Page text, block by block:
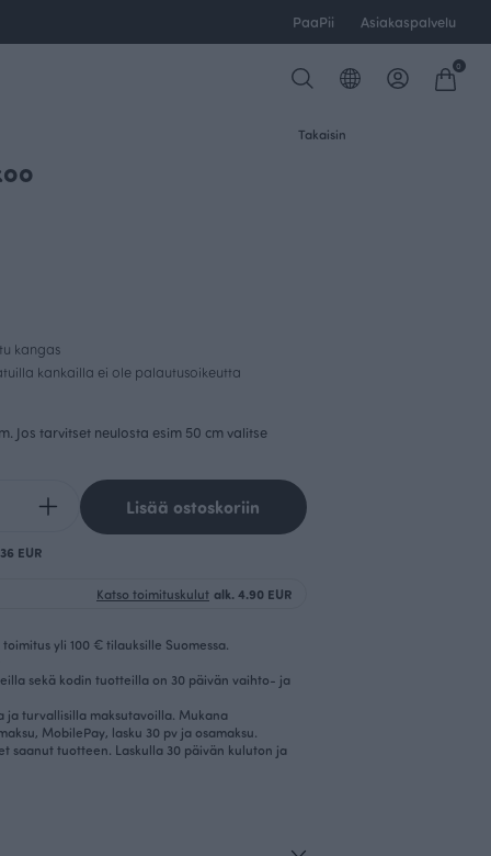
PaaPii Asiakaspalvelu
0
Takaisin
kangas
kankailla ei ole palautusoikeutta
Jos tarvitset neulosta esim 50 cm valitse
Lisää ostoskoriin
EUR
Katso toimituskulut alk. 4.90 EUR
yli 100 € tilauksille Suomessa.
sekä kodin tuotteilla on 30 päivän vaihto- ja
ja turvallisilla maksutavoilla. Mukana
MobilePay, lasku 30 pv ja osamaksu.
saanut tuotteen. Laskulla 30 päivän kuluton ja